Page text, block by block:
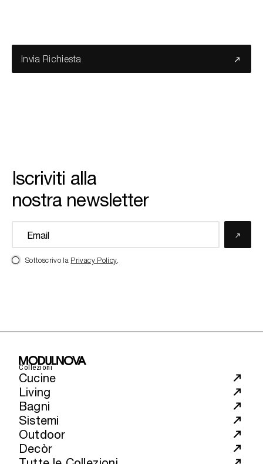
Invia Richiesta
Iscriviti alla
nostra newsletter
Sottoscrivo la Privacy Policy.
Collezioni
Cucine
Living
Bagni
Sistemi
Outdoor
Decòr